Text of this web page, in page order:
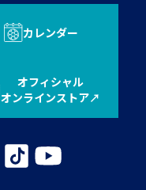
カレンダー
オフィシャル
オンラインストア